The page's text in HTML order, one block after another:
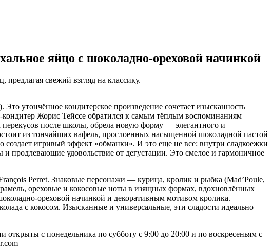
яйцо с шоколадно-ореховой начинкой
свежий взгляд на классику.
утончённое кондитерское произведение сочетает изысканность
Жорис Тейссе обратился к самым тёплым воспоминаниям —
после школы, обрела новую форму — элегантного и
из тончайших вафель, прослоенных насыщенной шоколадной пастой
игривый эффект «обманки». И это еще не все: внутри сладкоежки
удовольствие от дегустации. Это смелое и гармоничное
Perret. Знаковые персонажи — курица, кролик и рыбка (Mad’Poule,
ореховые и кокосовые ноты в изящных формах, вдохновлённых
ореховой начинкой и декоративным мотивом кролика.
с кокосом. Изысканные и универсальные, эти сладости идеально
открыты с понедельника по субботу с 9:00 до 20:00 и по воскресеньям с